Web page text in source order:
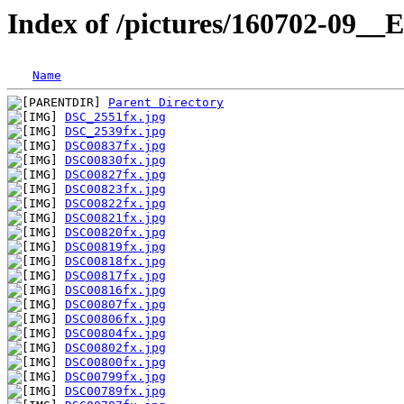
Index of /pictures/160702-
Name
Parent Directory
DSC_2551fx.jpg
DSC_2539fx.jpg
DSC00837fx.jpg
DSC00830fx.jpg
DSC00827fx.jpg
DSC00823fx.jpg
DSC00822fx.jpg
DSC00821fx.jpg
DSC00820fx.jpg
DSC00819fx.jpg
DSC00818fx.jpg
DSC00817fx.jpg
DSC00816fx.jpg
DSC00807fx.jpg
DSC00806fx.jpg
DSC00804fx.jpg
DSC00802fx.jpg
DSC00800fx.jpg
DSC00799fx.jpg
DSC00789fx.jpg